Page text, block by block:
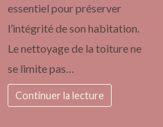
essentiel pour préserver
l’intégrité de son habitation.
Le nettoyage de la toiture ne
se limite pas…
Continuer la lecture